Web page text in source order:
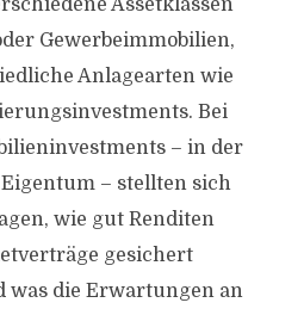
Assetklassen
Gewerbeimmobilien,
Anlagearten wie
Bei
– in der
– stellten sich
wie gut Renditen
gesichert
was die Erwartungen an